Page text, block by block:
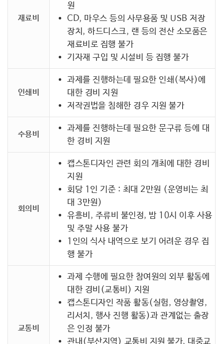
재료비
원
CD, 마우스 등의 사무용품 및 USB 저장
장치, 하드디스크, 랜 등의 전산 소모품은
재료비로 집행 불가
기자재 구입 및 시설비 등 집행 불가
인쇄비
과제를 진행하는데 필요한 인쇄(복사)에
대한 경비 지원
저작권법을 침해한 경우 지원 불가
수용비
과제를 진행하는데 필요한 문구류 등에 대
한 경비 지원
회의비
캡스톤디자인 관련 회의 개최에 대한 경비
지원
회당 1인 기준 : 최대 2만원 (운영비는 최
대 3만원)
유흥비, 주류비 불인정, 밤 10시 이후 사용
및 주말 사용 불가
1인의 식사 내역으로 보기 어려운 경우 집
행 불가
교통비
과제 수행에 필요한 참여원의 외부 활동에
대한 경비(교통비) 지원
캡스톤디자인 작품 활동(실험, 영상촬영,
리서치, 행사 진행 활동)과 관계없는 출장
은 인정 불가
관내(부산지역) 교통비 지원 불가, 대중교